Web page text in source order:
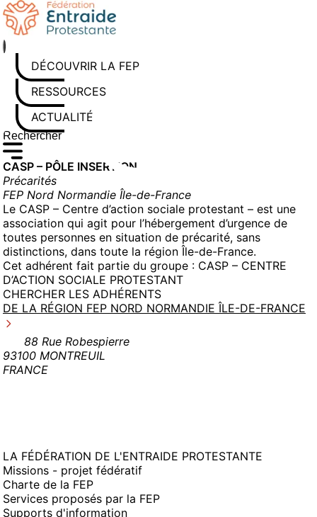
Aller
au
contenu
DÉCOUVRIR LA FEP
RESSOURCES
ACTUALITÉS
Rechercher sur le site
Saisissez au moins 3 caractères pour lancer la recherche
CASP – PÔLE INSERTION
Précarités
FEP Nord Normandie Île-de-France
Le CASP – Centre d’action sociale protestant – est une
association qui agit pour l’hébergement d’urgence de
toutes personnes en situation de précarité, sans
distinctions, dans toute la région Île-de-France.
Cet adhérent fait partie du groupe : CASP – CENTRE
D’ACTION SOCIALE PROTESTANT
CHERCHER LES ADHÉRENTS
DE LA RÉGION FEP NORD NORMANDIE ÎLE-DE-FRANCE
88 Rue Robespierre
93100 MONTREUIL
FRANCE
LA FÉDÉRATION DE L'ENTRAIDE PROTESTANTE
Missions - projet fédératif
Charte de la FEP
Services proposés par la FEP
Supports d'information